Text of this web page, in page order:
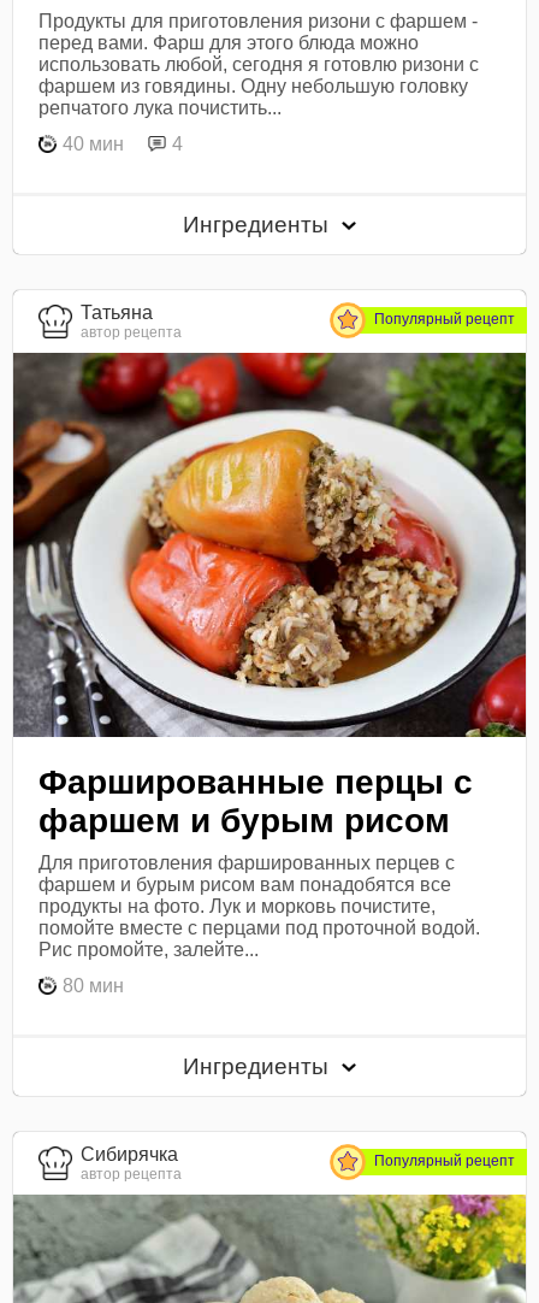
Продукты для приготовления ризони с фаршем -
перед вами. Фарш для этого блюда можно
использовать любой, сегодня я готовлю ризони с
фаршем из говядины. Одну небольшую головку
репчатого лука почистить...
40 мин
4
Ингредиенты
Татьяна
автор рецепта
Популярный рецепт
Фаршированные перцы с
фаршем и бурым рисом
Для приготовления фаршированных перцев с
фаршем и бурым рисом вам понадобятся все
продукты на фото. Лук и морковь почистите,
помойте вместе с перцами под проточной водой.
Рис промойте, залейте...
80 мин
Ингредиенты
Сибирячка
автор рецепта
Популярный рецепт